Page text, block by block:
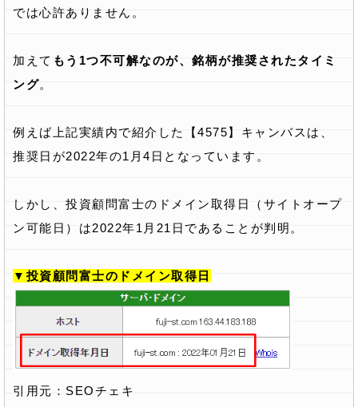
では心許ありません。
加えて もう1つ不可解なのが、銘柄が推奨されたタイミ
ング。
例えば上記実績内で紹介した【4575】キャンバスは、
推奨日が2022年の1月4日となっています。
しかし、投資顧問富士のドメイン取得日（サイトオープ
ン可能日）は2022年1月21日であることが判明。
▼投資顧問富士のドメイン取得日
引用元： SEOチェキ